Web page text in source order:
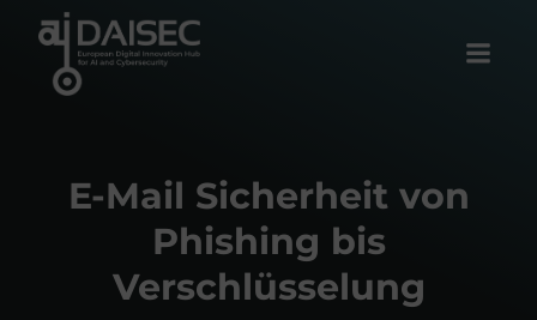
E-Mail Sicherheit von
Phishing bis
Verschlüsselung